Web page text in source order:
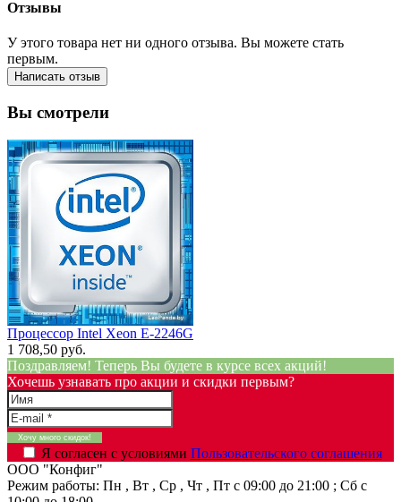
Отзывы
У этого товара нет ни одного отзыва. Вы можете стать
первым.
Написать отзыв
Вы смотрели
Процессор Intel Xeon E-2246G
1 708,50 руб.
Поздравляем! Теперь Вы будете в курсе всех акций!
Хочешь узнавать про акции и скидки первым?
Я согласен с условиями Пользовательского соглашения
ООО "Конфиг"
Режим работы: Пн , Вт , Ср , Чт , Пт c 09:00 до 21:00 ; Сб c